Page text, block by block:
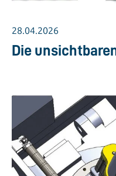
28.04.2026
Die